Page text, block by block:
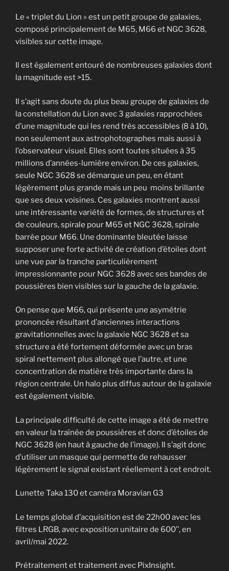
Le « triplet du Lion » est un petit groupe de galaxies,
composé principalement de M65, M66 et NGC 3628,
visibles sur cette image.
Il est également entouré de nombreuses galaxies dont
la magnitude est >15.
Il s’agit sans doute du plus beau groupe de galaxies de
la constellation du Lion avec 3 galaxies rapprochées
d’une magnitude qui les rend très accessibles (8 à 10),
non seulement aux astrophotographes mais aussi à
l’observateur visuel. Elles sont toutes situées à 35
millions d’années-lumière environ. De ces galaxies,
seule NGC 3628 se démarque un peu, en étant
légèrement plus grande mais un peu moins brillante
que ses deux voisines. Ces galaxies montrent aussi
une intéressante variété de formes, de structures et
de couleurs, spirale pour M65 et NGC 3628, spirale
barrée pour M66. Une dominante bleutée laisse
supposer une forte activité de création d’étoiles dont
une vue par la tranche particulièrement
impressionnante pour NGC 3628 avec ses bandes de
poussières bien visibles sur la gauche de la galaxie.
On pense que M66, qui présente une asymétrie
prononcée résultant d’anciennes interactions
gravitationnelles avec la galaxie NGC 3628 et sa
structure a été fortement déformée avec un bras
spiral nettement plus allongé que l’autre, et une
concentration de matière très importante dans la
région centrale. Un halo plus diffus autour de la galaxie
est également visible.
La principale difficulté de cette image a été de mettre
en valeur la traînée de poussières et donc d’étoiles de
NGC 3628 (en haut à gauche de l’image). Il s’agit donc
d’utiliser un masque qui permette de rehausser
légèrement le signal existant réellement à cet endroit.
Lunette Taka 130 et caméra Moravian G3
Le temps global d’acquisition est de 22h00 avec les
filtres LRGB, avec exposition unitaire de 600’’, en
avril/mai 2022.
Prétraitement et traitement avec PixInsight.